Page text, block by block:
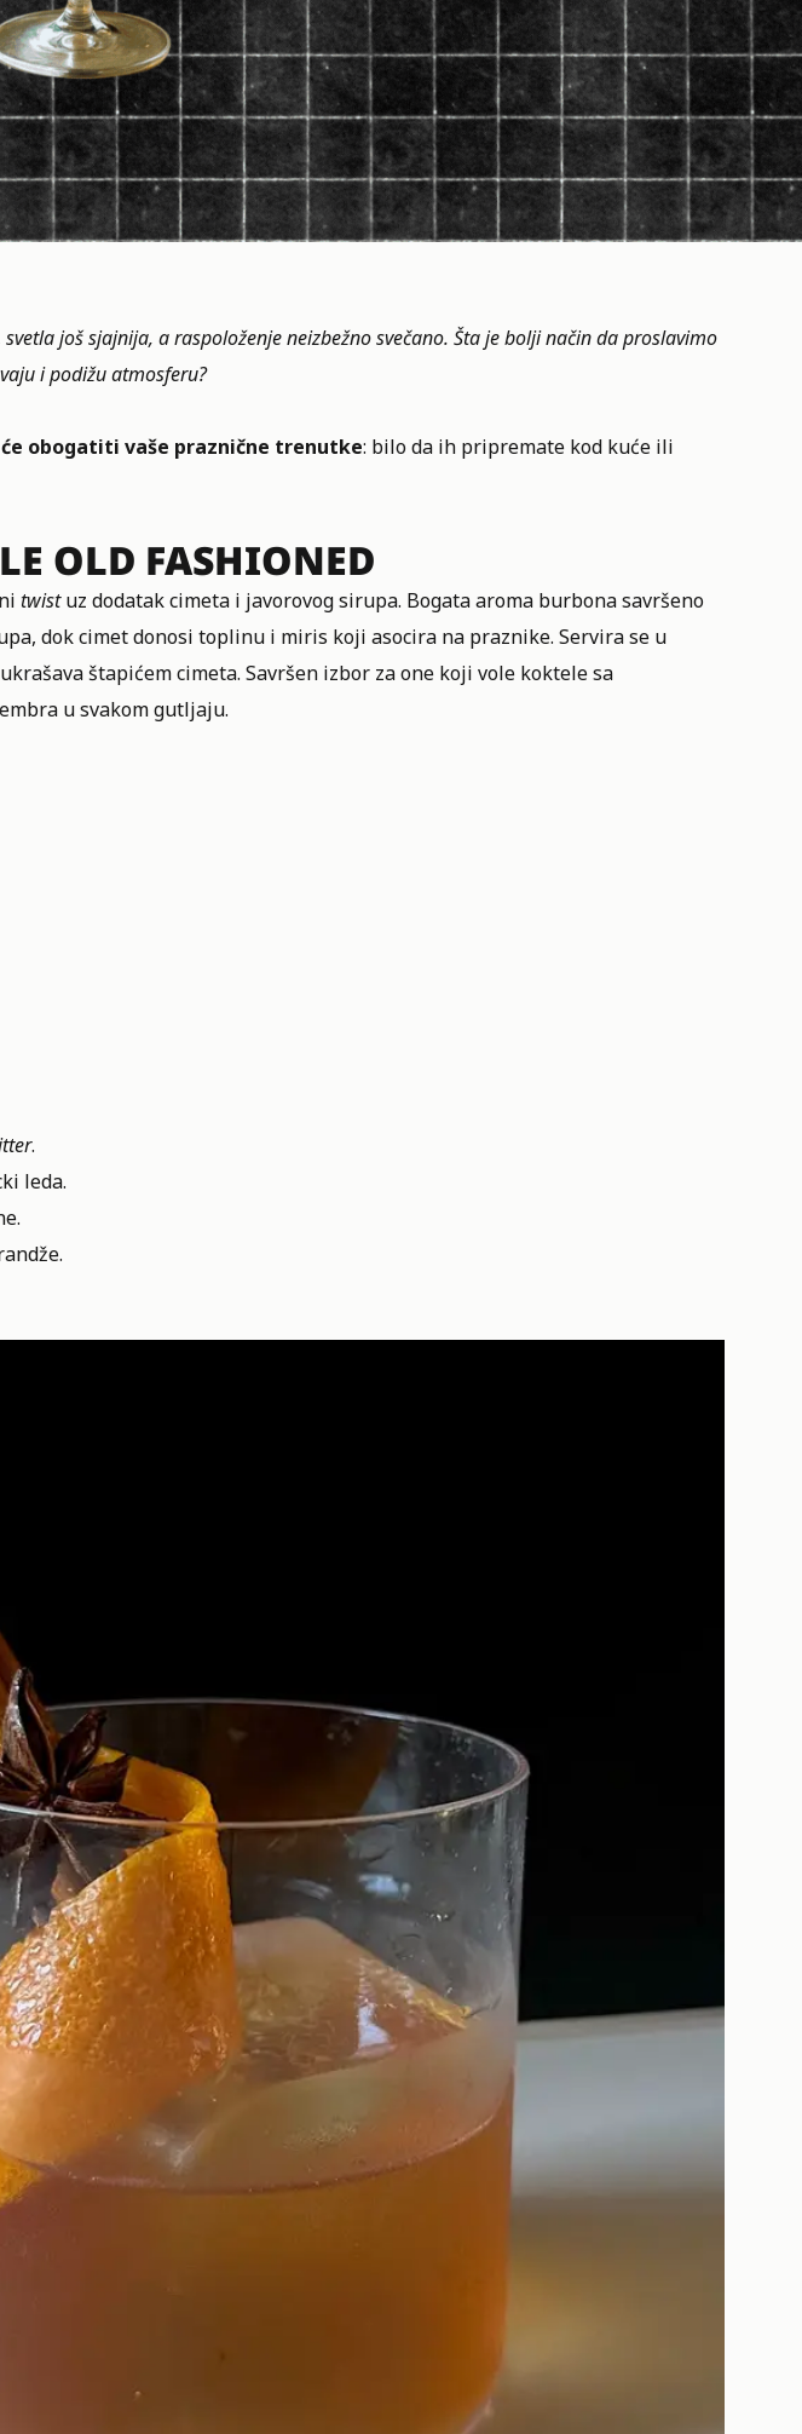
još sjajnija, a raspoloženje neizbežno svečano. Šta je bolji način da proslavimo
i podižu atmosferu?
obogatiti vaše praznične trenutke: bilo da ih pripremate kod kuće ili
OLD FASHIONED
twistuz dodatak cimeta i javorovog sirupa. Bogata aroma burbona savršeno
dok cimet donosi toplinu i miris koji asocira na praznike. Servira se u
štapićem cimeta. Savršen izbor za one koji vole koktele sa
u svakom gutljaju.
.
leda.